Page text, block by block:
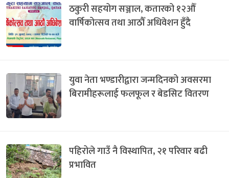
ठकुरी सहयोग सञ्जाल, कतारको १२औँ
वार्षिकोत्सव तथा आठौँ अधिवेशन हुँदै
युवा नेता भण्डारीद्वारा जन्मदिनको अवसरमा
बिरामीहरूलाई फलफूल र बेडसिट वितरण
पहिरोले गाउँ नै विस्थापित, २१ परिवार बढी
प्रभावित